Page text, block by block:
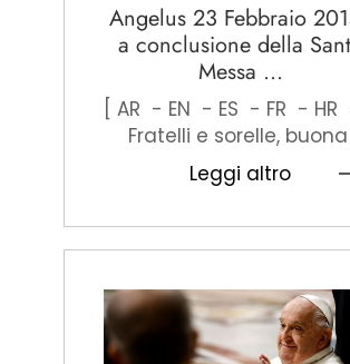
Angelus 23 Febbraio
a conclusione della
Messa ...
[ AR - EN - ES - FR - HR
Fratelli e sorelle, buona
Leggi altro